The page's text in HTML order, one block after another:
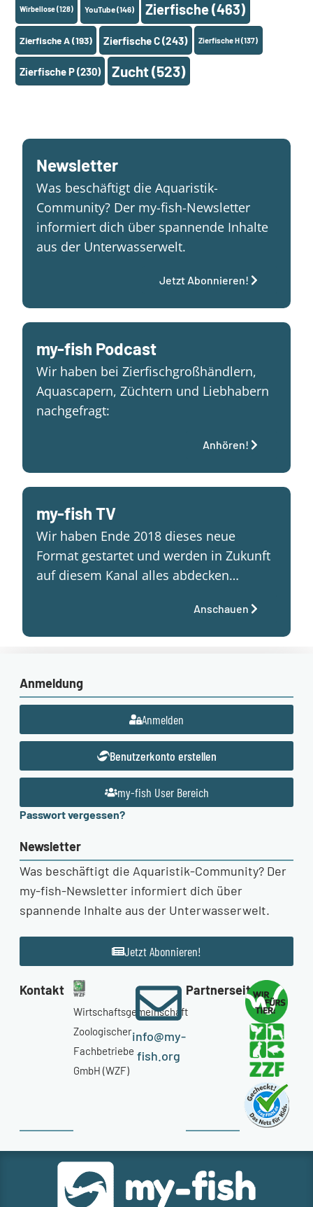
Wirbellose(128) YouTube(146) Zierfische(463)
Zierfische A(193) Zierfische C(243) Zierfische H(137)
Zierfische P(230) Zucht(523)
Newsletter
Was beschäftigt die Aquaristik-
Community? Der my-fish-Newsletter
informiert dich über spannende Inhalte
aus der Unterwasserwelt.
Jetzt Abonnieren!
my-fish Podcast
Wir haben bei Zierfischgroßhändlern,
Aquascapern, Züchtern und Liebhabern
nachgefragt:
Anhören!
my-fish TV
Wir haben Ende 2018 dieses neue
Format gestartet und werden in Zukunft
auf diesem Kanal alles abdecken…
Anschauen
Anmeldung
Anmelden
Benutzerkonto erstellen
my-fish User Bereich
Passwort vergessen?
Newsletter
Was beschäftigt die Aquaristik-Community? Der
my-fish-Newsletter informiert dich über
spannende Inhalte aus der Unterwasserwelt.
Jetzt Abonnieren!
Kontakt
Wirtschaftsgemeinschaft
Zoologischer
Fachbetriebe
GmbH (WZF)
info@my-
fish.org
Partnerseiten